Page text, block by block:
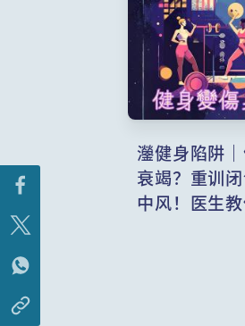
灐健身陷阱
衰竭？重训
中风！医生